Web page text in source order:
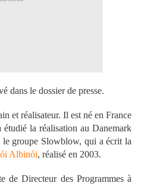
dans le dossier de presse.
et réalisateur. Il est né en France
la réalisation au Danemark
groupe Slowblow, qui a écrit la
Albinói, réalisé en 2003.
de Directeur des Programmes à